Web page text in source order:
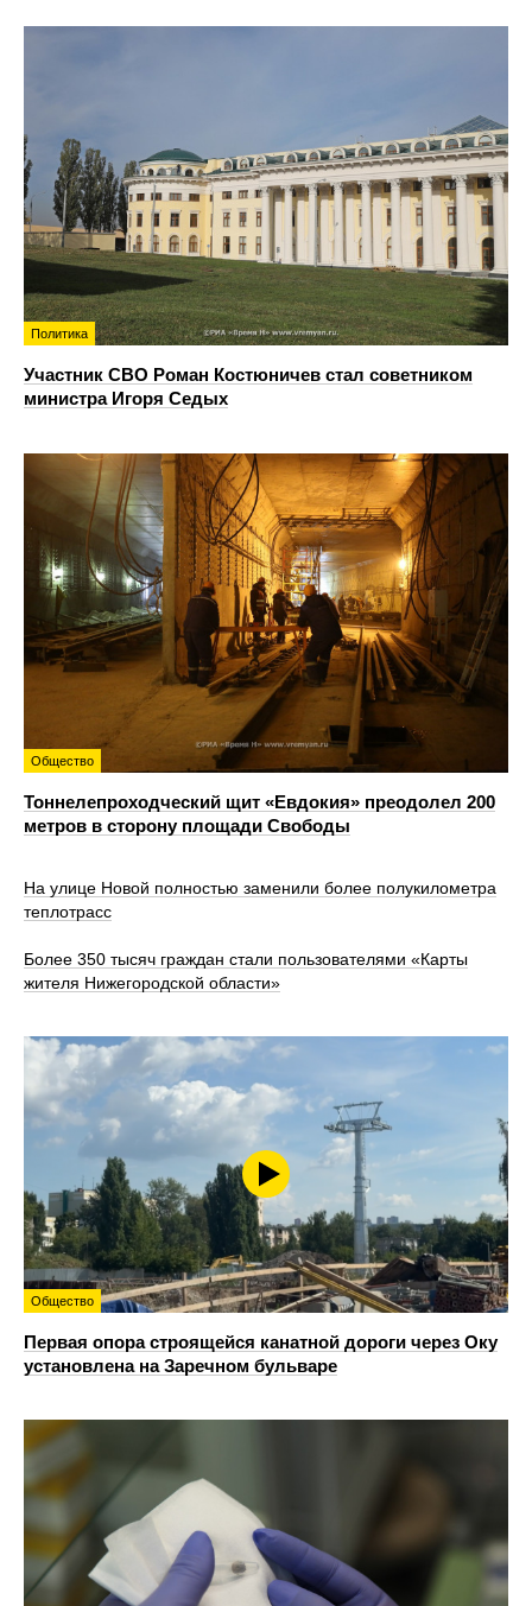
Политика
Участник СВО Роман Костюничев стал советником
министра Игоря Седых
Общество
Тоннелепроходческий щит «Евдокия» преодолел 200
метров в сторону площади Свободы
На улице Новой полностью заменили более полукилометра
теплотрасс
Более 350 тысяч граждан стали пользователями «Карты
жителя Нижегородской области»
Общество
Первая опора строящейся канатной дороги через Оку
установлена на Заречном бульваре